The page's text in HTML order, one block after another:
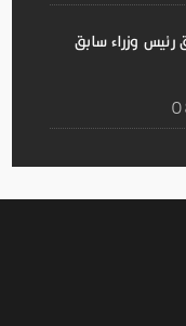
رئيس وزراء سابق